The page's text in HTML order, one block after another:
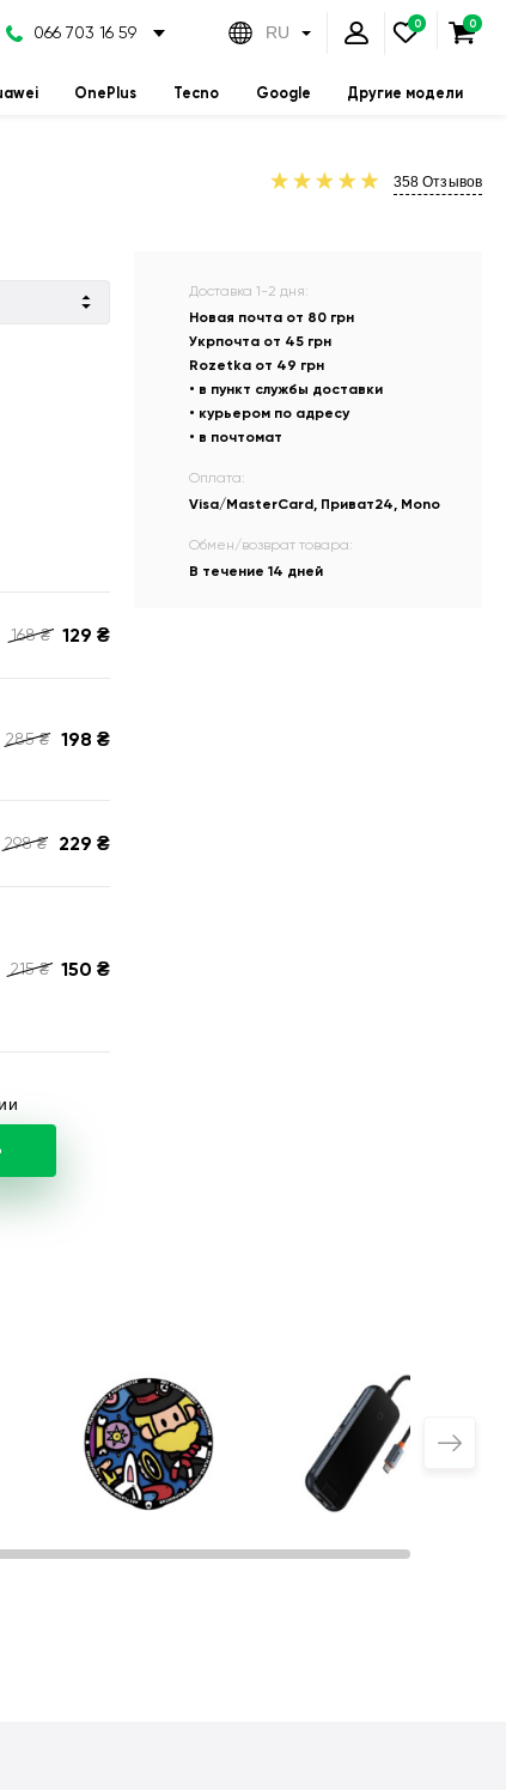
066 703 16 59 RU
OnePlus Tecno Google Другие модели
358 Отзывов
168₴ 129 ₴
285₴ 198 ₴
298₴ 229 ₴
215₴ 150 ₴
Доставка 1-2 дня:
Новая почта от 80 грн
Укрпочта от 45 грн
Rozetka от 49 грн
• в пункт службы доставки
• курьером по адресу
• в почтомат
Оплата:
Visa/MasterCard, Приват24, Mono
Обмен/возврат товара:
В течение 14 дней